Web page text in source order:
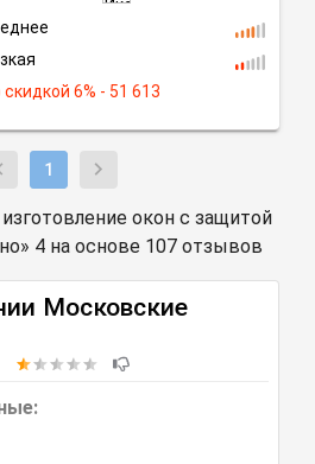
скидкой 6% - 51 613
1
изготовление окон с защитой
4 на основе 107 отзывов
Московские